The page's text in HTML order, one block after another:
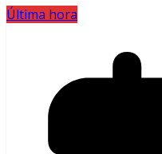
Última hora